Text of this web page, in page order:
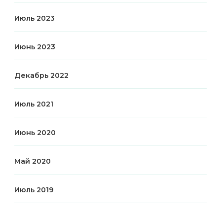
Июль 2023
Июнь 2023
Декабрь 2022
Июль 2021
Июнь 2020
Май 2020
Июль 2019